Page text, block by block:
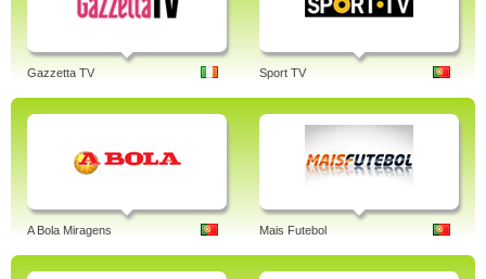
Gazzetta TV Sport TV
A Bola Miragens Mais Futebol